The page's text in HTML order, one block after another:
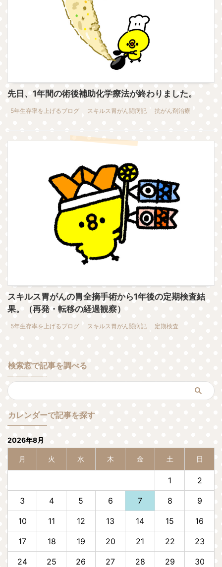
先日、1年間の術後補助化学療法が終わりました。
5年生存率を上げるブログ スキルス胃がん闘病記 抗がん剤治療
スキルス胃がんの胃全摘手術から1年後の定期検査結
果。（再発・転移の経過観察）
5年生存率を上げるブログ スキルス胃がん闘病記 定期検査
検索窓で記事を調べる
カレンダーで記事を探す
2026年8月
月 火 水 木 金 土 日
1 2
3 4 5 6 7 8 9
10 11 12 13 14 15 16
17 18 19 20 21 22 23
24 25 26 27 28 29 30